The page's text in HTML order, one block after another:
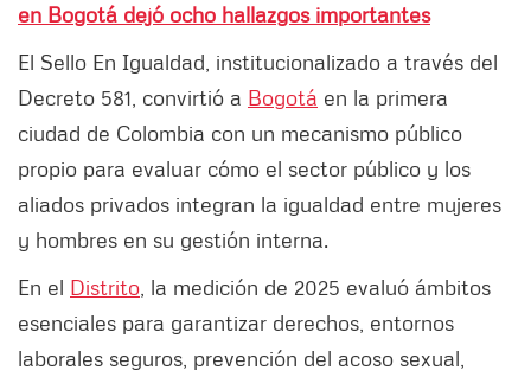
en Bogotá dejó ocho hallazgos importantes
El Sello En Igualdad, institucionalizado a través del
Decreto 581, convirtió a Bogotá en la primera
ciudad de Colombia con un mecanismo público
propio para evaluar cómo el sector público y los
aliados privados integran la igualdad entre mujeres
y hombres en su gestión interna.
En el Distrito , la medición de 2025 evaluó ámbitos
esenciales para garantizar derechos, entornos
laborales seguros, prevención del acoso sexual,